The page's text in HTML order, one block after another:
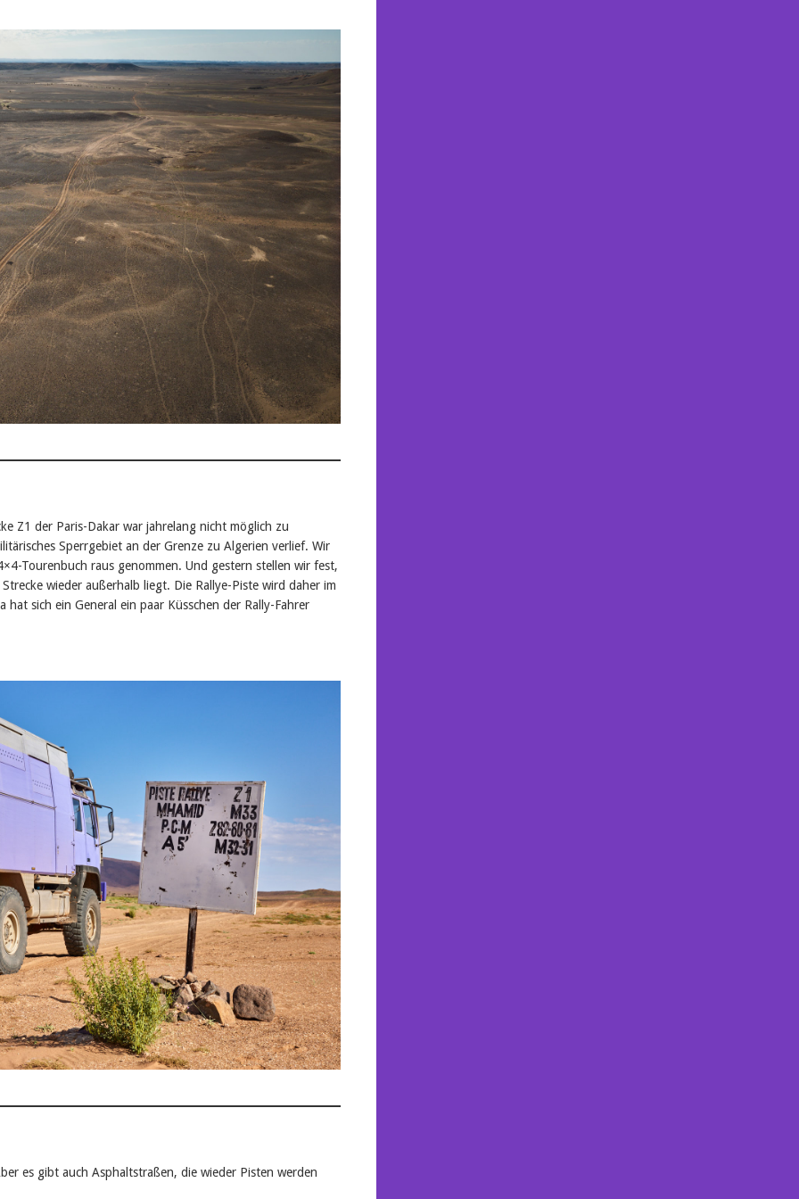
Z1 der Paris-Dakar war jahrelang nicht möglich zu
Sperrgebiet an der Grenze zu Algerien verlief. Wir
Tourenbuch raus genommen. Und gestern stellen wir fest,
wieder außerhalb liegt. Die Rallye-Piste wird daher im
sich ein General ein paar Küsschen der Rally-Fahrer
es gibt auch Asphaltstraßen, die wieder Pisten werden